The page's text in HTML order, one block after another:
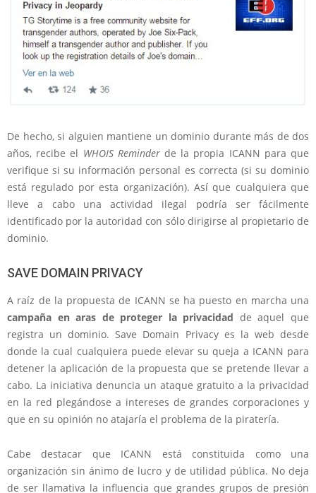
De hecho, si alguien mantiene un dominio durante más de dos
años, recibe el WHOIS Reminderde la propia ICANN para que
verifique si su información personal es correcta (si su dominio
está regulado por esta organización). Así que cualquiera que
lleve a cabo una actividad ilegal podría ser fácilmente
identificado por la autoridad con sólo dirigirse al propietario de
dominio.
SAVE DOMAIN PRIVACY
A raíz de la propuesta de ICANN se ha puesto en marcha una
campaña en aras de proteger la privacidad de aquel que
registra un dominio. Save Domain Privacy es la web desde
donde la cual cualquiera puede elevar su queja a ICANN para
detener la aplicación de la propuesta que se pretende llevar a
cabo. La iniciativa denuncia un ataque gratuito a la privacidad
en la red plegándose a intereses de grandes corporaciones y
que en su opinión no atajaría el problema de la piratería.
Cabe destacar que ICANN está constituida como una
organización sin ánimo de lucro y de utilidad pública. No deja
de ser llamativa la influencia que grandes grupos de presión